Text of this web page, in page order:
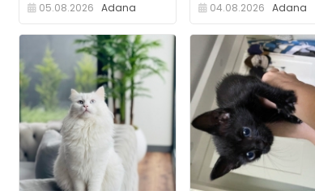
05.08.2026 Adana 04.08.2026 Adana